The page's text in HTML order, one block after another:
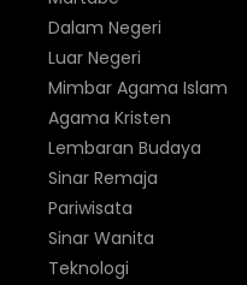
Dalam Negeri
Luar Negeri
Mimbar Agama Islam
Agama Kristen
Lembaran Budaya
Sinar Remaja
Pariwisata
Sinar Wanita
Teknologi